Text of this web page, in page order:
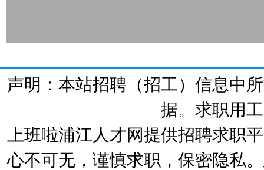
声明：本站招聘（招工）信息中
据。求职用
上班啦浦江人才网提供招聘求职
心不可无，谨慎求职，保密隐私